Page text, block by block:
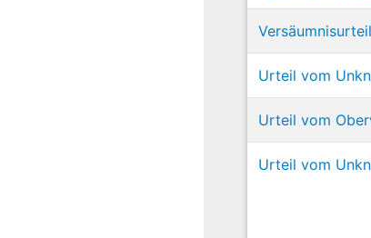
Urteil vom
Urteil vom
Urteil vom